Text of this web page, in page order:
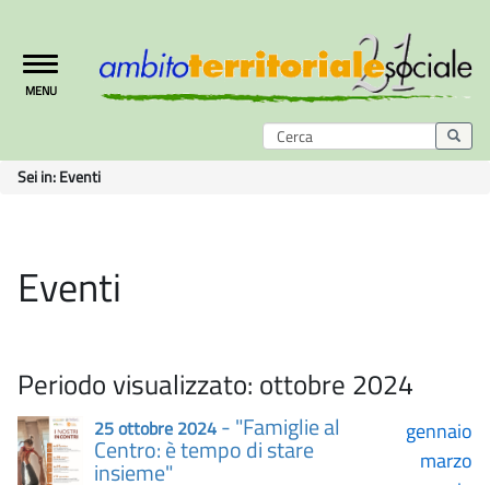
Toggle
navigation
MENU
Sei in:Eventi
Eventi
Periodo visualizzato: ottobre 2024
25 ottobre 2024 - "Famiglie al
Centro: è tempo di stare
insieme"
gennaio
marzo